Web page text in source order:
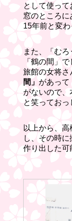
として使っ
窓のところ
15年前と変わ
また、「む
「鶴の間」
旅館の女将さ
間」 があって
がないので、
と笑っておっ
以上から、
し、その時
作り出した可